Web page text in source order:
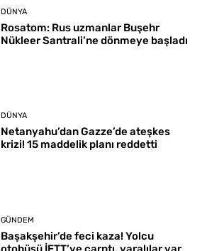
DÜNYA
Rosatom: Rus uzmanlar Buşehr
Nükleer Santrali’ne dönmeye başladı
DÜNYA
Netanyahu’dan Gazze’de ateşkes
krizi! 15 maddelik planı reddetti
GÜNDEM
Başakşehir’de feci kaza! Yolcu